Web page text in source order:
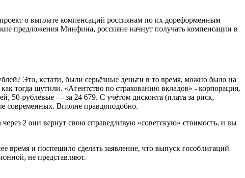
о выплате компенсаций россиянам по их дореформенным
предложения Минфина, россияне начнут получать компенсации в
Это, кстати, были серьёзные деньги в то время, можно было на
тогда шутили. «Агентство по страхованию вкладов» - корпорация,
50-рублёвые — за 24 679. С учётом дисконта (плата за риск,
современных. Вполне правдоподобно.
2 они вернут свою справедливую «советскую» стоимость, и вы
и поспешило сделать заявление, что выпуск гособлигаций
не представляют.